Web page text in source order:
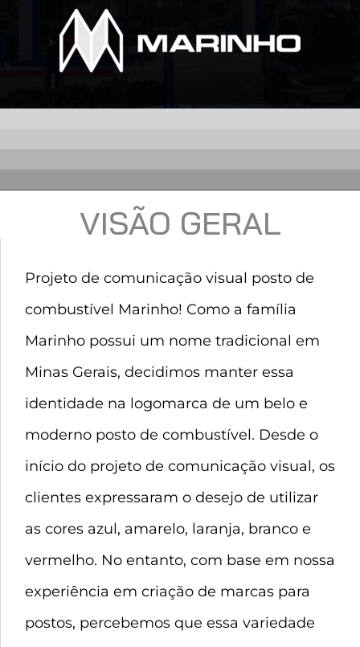
VISÃO GERAL
Projeto de comunicação visual posto de
combustível Marinho! Como a família
Marinho possui um nome tradicional em
Minas Gerais, decidimos manter essa
identidade na logomarca de um belo e
moderno posto de combustível. Desde o
início do projeto de comunicação visual, os
clientes expressaram o desejo de utilizar
as cores azul, amarelo, laranja, branco e
vermelho. No entanto, com base em nossa
experiência em criação de marcas para
postos, percebemos que essa variedade